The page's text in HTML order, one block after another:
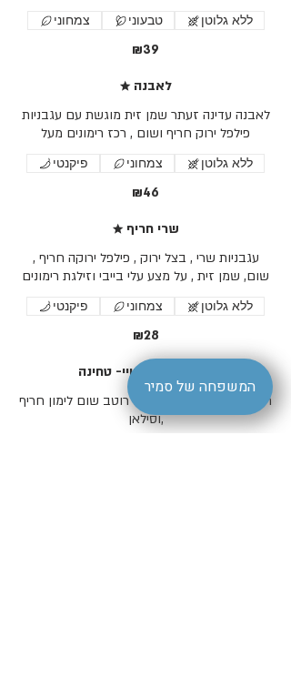
₪39
צמחוני טבעוני ללא גלוטן
★ לאבנה
לאבנה עדינה זעתר שמן זית מוגשת עם עגבניות
פילפל ירוק חריף ושום , רכז רימונים מעל
₪46
פיקנטי צמחוני ללא גלוטן
★ שרי חריף
עגבניות שרי , בצל ירוק , פילפל ירוקה חריף ,
שום, שמן זית , על מצע עלי בייבי וזילגת רימונים
₪28
פיקנטי צמחוני ללא גלוטן
ביטנג'אן מאשויי- טחינה
חציל שלם על אש חייה עם רוטב שום לימון חריף
וסילאן,
המשפחה של סמיר